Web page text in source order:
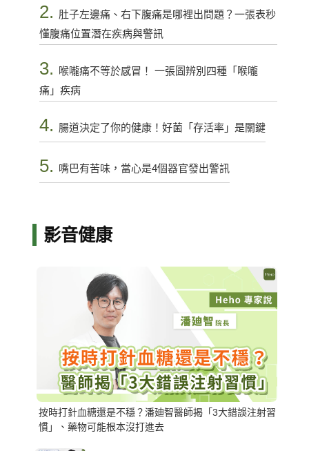
2. 肚子左邊痛、右下腹痛是哪裡出問題？一張表秒
懂腹痛位置潛在疾病與警訊
3.
喉嚨痛不等於感冒！ 一張圖辨別四種「喉嚨
痛」疾病
4. 腸道決定了你的健康！好菌「存活率」是關鍵
5. 嘴巴有苦味，當心是4個器官發出警訊
影音健康
按時打針血糖還是不穩？潘廸智醫師揭「3大錯誤注射習
慣」、藥物可能根本沒打進去